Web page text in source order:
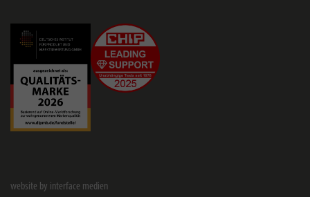
website by interface medien